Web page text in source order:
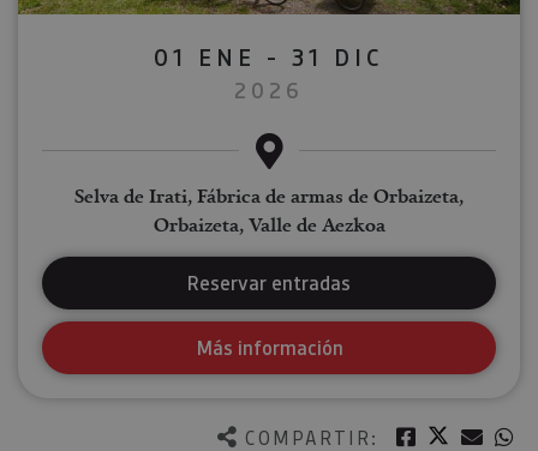
COMPARTIR: Facebook
Twitter
01 ENE - 31 DIC
2026
Selva de Irati, Fábrica de armas de Orbaizeta,
Orbaizeta, Valle de Aezkoa
Reservar entradas
Más información